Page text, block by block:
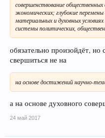
совершенствование
экономических; глубокие
материальных и духовных
системы политических,
обязательно произойдёт, но
свершиться не на
на основе достижений научно-
а на основе духовного
24 май 2017